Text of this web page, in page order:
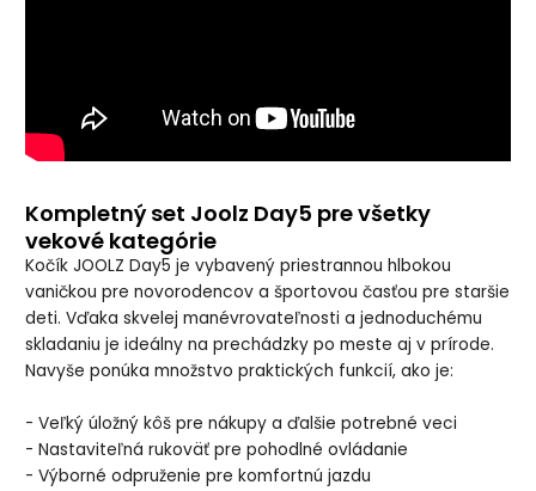
Kompletný set Joolz Day5 pre všetky
vekové kategórie
Kočík JOOLZ Day5 je vybavený priestrannou hlbokou
vaničkou pre novorodencov a športovou časťou pre staršie
deti. Vďaka skvelej manévrovateľnosti a jednoduchému
skladaniu je ideálny na prechádzky po meste aj v prírode.
Navyše ponúka množstvo praktických funkcií, ako je:
- Veľký úložný kôš pre nákupy a ďalšie potrebné veci
- Nastaviteľná rukoväť pre pohodlné ovládanie
- Výborné odpruženie pre komfortnú jazdu